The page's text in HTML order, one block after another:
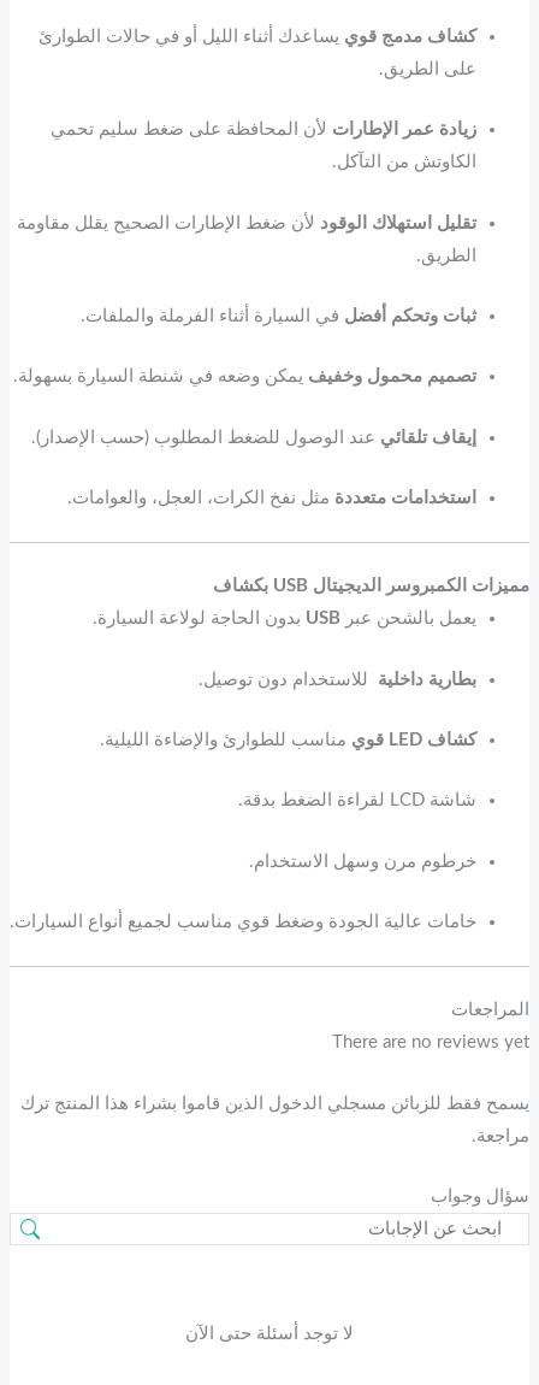
كشاف مدمج قوي يساعدك أثناء الليل أو في حالات الطوارئ
على الطريق.
زيادة عمر الإطارات لأن المحافظة على ضغط سليم تحمي
الكاوتش من التآكل.
تقليل استهلاك الوقود لأن ضغط الإطارات الصحيح يقلل مقاومة
الطريق.
ثبات وتحكم أفضل في السيارة أثناء الفرملة والملفات.
تصميم محمول وخفيف يمكن وضعه في شنطة السيارة بسهولة.
إيقاف تلقائي عند الوصول للضغط المطلوب (حسب الإصدار).
استخدامات متعددة مثل نفخ الكرات، العجل، والعوامات.
مميزات الكمبروسر الديجيتال USB بكشاف
يعمل بالشحن عبر USB بدون الحاجة لولاعة السيارة.
بطارية داخلية للاستخدام دون توصيل.
كشاف LED قوي مناسب للطوارئ والإضاءة الليلية.
شاشة LCD لقراءة الضغط بدقة.
خرطوم مرن وسهل الاستخدام.
خامات عالية الجودة وضغط قوي مناسب لجميع أنواع السيارات.
المراجعات
There are no reviews yet
يسمح فقط للزبائن مسجلي الدخول الذين قاموا بشراء هذا المنتج ترك
مراجعة.
سؤال وجواب
لا توجد أسئلة حتى الآن